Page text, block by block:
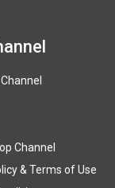
Channel
& Terms of Use